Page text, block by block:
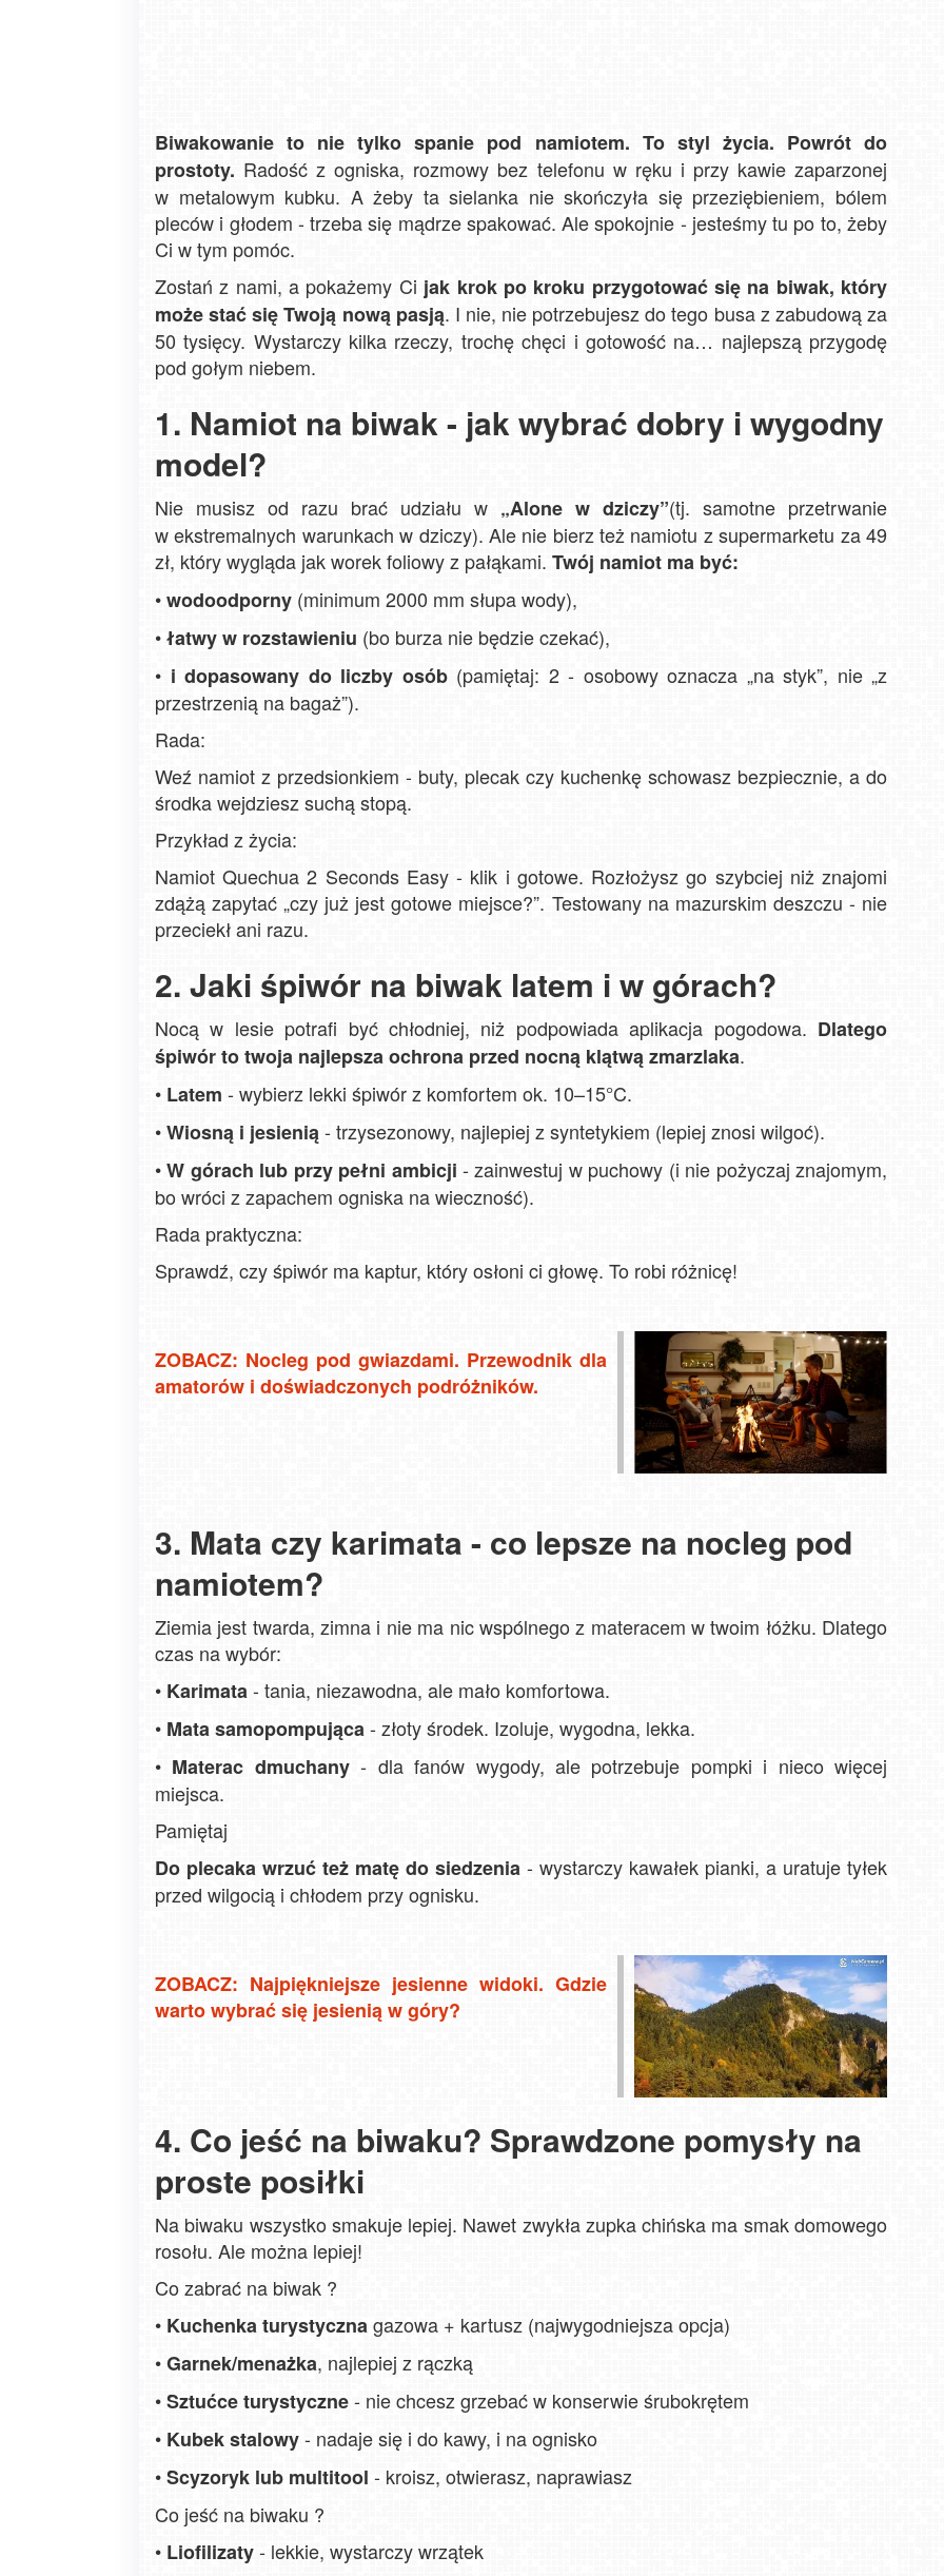
Biwakowanie to nie tylko spanie pod namiotem. To styl życia. Powrót do
prostoty. Radość z ogniska, rozmowy bez telefonu w ręku i przy kawie zaparzonej
w metalowym kubku. A żeby ta sielanka nie skończyła się przeziębieniem, bólem
pleców i głodem - trzeba się mądrze spakować. Ale spokojnie - jesteśmy tu po to, żeby
Ci w tym pomóc.
Zostań z nami, a pokażemy Ci jak krok po kroku przygotować się na biwak, który
może stać się Twoją nową pasją. I nie, nie potrzebujesz do tego busa z zabudową za
50 tysięcy. Wystarczy kilka rzeczy, trochę chęci i gotowość na… najlepszą przygodę
pod gołym niebem.
1. Namiot na biwak - jak wybrać dobry i wygodny
model?
Nie musisz od razu brać udziału w „Alone w dziczy”(tj. samotne przetrwanie
w ekstremalnych warunkach w dziczy). Ale nie bierz też namiotu z supermarketu za 49
zł, który wygląda jak worek foliowy z pałąkami. Twój namiot ma być:
•wodoodporny (minimum 2000 mm słupa wody),
•łatwy w rozstawieniu (bo burza nie będzie czekać),
• i dopasowany do liczby osób(pamiętaj: 2 - osobowy oznacza „na styk”, nie „z
przestrzenią na bagaż”).
Rada:
Weź namiot z przedsionkiem - buty, plecak czy kuchenkę schowasz bezpiecznie, a do
środka wejdziesz suchą stopą.
Przykład z życia:
Namiot Quechua 2 Seconds Easy - klik i gotowe. Rozłożysz go szybciej niż znajomi
zdążą zapytać „czy już jest gotowe miejsce?”. Testowany na mazurskim deszczu - nie
przeciekł ani razu.
2. Jaki śpiwór na biwak latem i w górach?
Nocą w lesie potrafi być chłodniej, niż podpowiada aplikacja pogodowa. Dlatego
śpiwór to twoja najlepsza ochrona przed nocną klątwą zmarzlaka.
• Latem - wybierz lekki śpiwór z komfortem ok. 10–15°C.
•Wiosną i jesienią- trzysezonowy, najlepiej z syntetykiem (lepiej znosi wilgoć).
• W górach lub przy pełni ambicji - zainwestuj w puchowy (i nie pożyczaj znajomym,
bo wróci z zapachem ogniska na wieczność).
Rada praktyczna:
Sprawdź, czy śpiwór ma kaptur, który osłoni ci głowę. To robi różnicę!
ZOBACZ: Nocleg pod gwiazdami. Przewodnik dla
amatorów i doświadczonych podróżników.
3. Mata czy karimata - co lepsze na nocleg pod
namiotem?
Ziemia jest twarda, zimna i nie ma nic wspólnego z materacem w twoim łóżku. Dlatego
czas na wybór:
• Karimata- tania, niezawodna, ale mało komfortowa.
• Mata samopompująca- złoty środek. Izoluje, wygodna, lekka.
• Materac dmuchany- dla fanów wygody, ale potrzebuje pompki i nieco więcej
miejsca.
Pamiętaj
Do plecaka wrzuć też matę do siedzenia - wystarczy kawałek pianki, a uratuje tyłek
przed wilgocią i chłodem przy ognisku.
ZOBACZ: Najpiękniejsze jesienne widoki. Gdzie
warto wybrać się jesienią w góry?
4. Co jeść na biwaku? Sprawdzone pomysły na
proste posiłki
Na biwaku wszystko smakuje lepiej. Nawet zwykła zupka chińska ma smak domowego
rosołu. Ale można lepiej!
Co zabrać na biwak ?
• Kuchenka turystycznagazowa + kartusz (najwygodniejsza opcja)
•Garnek/menażka, najlepiej z rączką
•Sztućce turystyczne- nie chcesz grzebać w konserwie śrubokrętem
• Kubek stalowy- nadaje się i do kawy, i na ognisko
•Scyzoryk lub multitool - kroisz, otwierasz, naprawiasz
Co jeść na biwaku ?
• Liofilizaty- lekkie, wystarczy wrzątek